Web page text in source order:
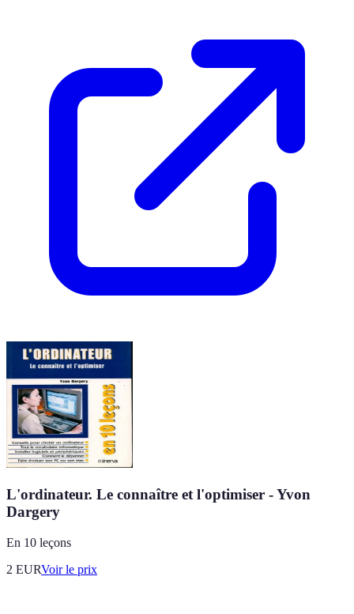
L'ordinateur. Le connaître et l'optimiser - Yvon
Dargery
En 10 leçons
2 EURVoir le prix